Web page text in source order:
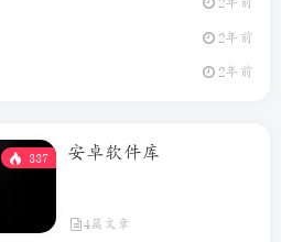
2年前
2年前
GeoPort
2年前
337 安卓软件库
4篇文章